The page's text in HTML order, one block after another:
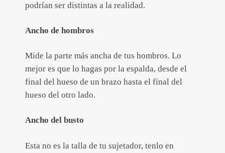
podrían ser distintas a la realidad.
Ancho de hombros
Mide la parte más ancha de tus hombros. Lo
mejor es que lo hagas por la espalda, desde el
final del hueso de un brazo hasta el final del
hueso del otro lado.
Ancho del busto
Esta no es la talla de tu sujetador, tenlo en